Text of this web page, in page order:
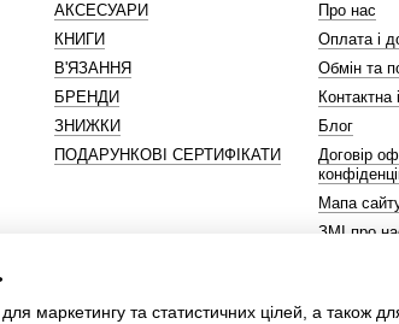
АКСЕСУАРИ
КНИГИ
В'ЯЗАННЯ
БРЕНДИ
ЗНИЖКИ
ПОДАРУНКОВІ СЕРТИФІКАТИ
Про нас
Оплата і
Обмін та
Контактна
Блог
Договір
Мапа
ЗМІ про
маркетингу та статистичних цілей, а також